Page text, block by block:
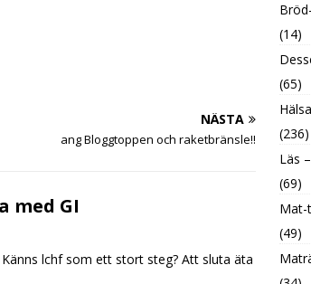
NÄSTA
ang Bloggtoppen och raketbränsle!!
med GI
lchf som ett stort steg? Att sluta äta
(14)
(65)
(236)
Läs
(69)
Mat-
(49)